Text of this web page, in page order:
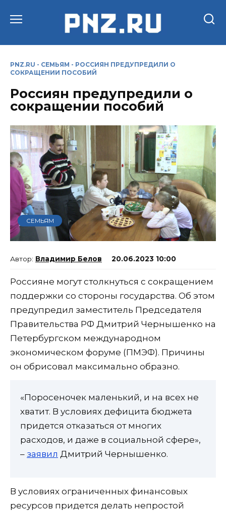
PNZ.RU - СЕМЬЯМ - РОССИЯН ПРЕДУПРЕДИЛИ О
СОКРАЩЕНИИ ПОСОБИЙ
Россиян предупредили о
сокращении пособий
СЕМЬЯМ
Владимир Белов 20.06.2023 10:00
Россияне могут столкнуться с сокращением
поддержки со стороны государства. Об этом
предупредил заместитель Председателя
Правительства РФ Дмитрий Чернышенко на
Петербургском международном
экономическом форуме (ПМЭФ). Причины
он обрисовал максимально образно.
«Поросеночек маленький, и на всех не
хватит. В условиях дефицита бюджета
придется отказаться от многих
расходов, и даже в социальной сфере»,
– заявил Дмитрий Чернышенко.
В условиях ограниченных финансовых
ресурсов придется делать непростой